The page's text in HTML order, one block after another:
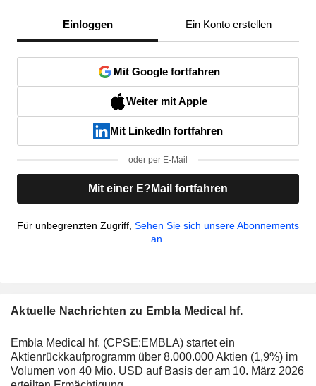
Einloggen Ein Konto erstellen
Mit Google fortfahren
Weiter mit Apple
Mit LinkedIn fortfahren
oder per E-Mail
Mit einer E?Mail fortfahren
Für unbegrenzten Zugriff, Sehen Sie sich unsere Abonnements
an.
Aktuelle Nachrichten zu Embla Medical hf.
Embla Medical hf. (CPSE:EMBLA) startet ein
Aktienrückkaufprogramm über 8.000.000 Aktien (1,9%) im
Volumen von 40 Mio. USD auf Basis der am 10. März 2026